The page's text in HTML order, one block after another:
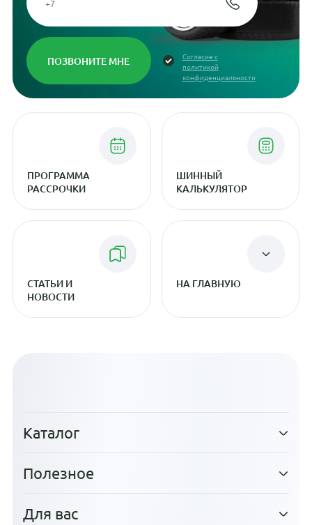
Согласие с
политикой
конфиденциальности
ПРОГРАММА
РАССРОЧКИ
ШИННЫЙ
КАЛЬКУЛЯТОР
СТАТЬИ И
НОВОСТИ
НА ГЛАВНУЮ
Каталог
Полезное
Для вас